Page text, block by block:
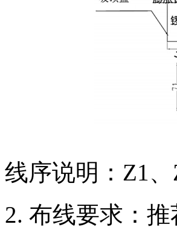
线序说明：Z1
2. 布线要求：